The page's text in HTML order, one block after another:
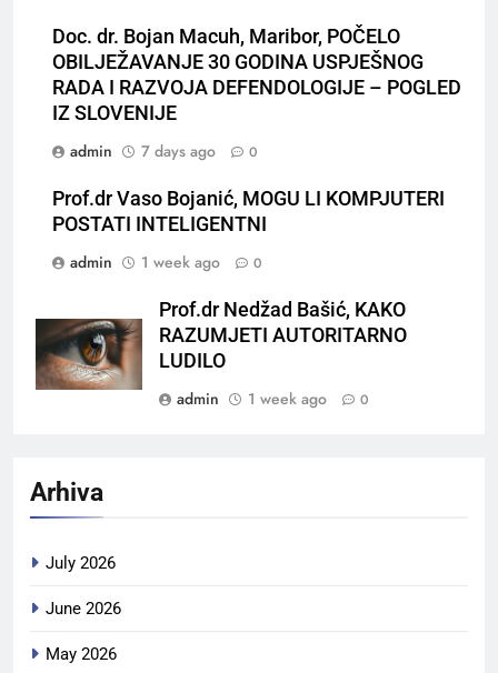
Doc. dr. Bojan Macuh, Maribor, POČELO
OBILJEŽAVANJE 30 GODINA USPJEŠNOG
RADA I RAZVOJA DEFENDOLOGIJE – POGLED
IZ SLOVENIJE
admin
7 days ago 0
Prof.dr Vaso Bojanić, MOGU LI KOMPJUTERI
POSTATI INTELIGENTNI
admin
1 week ago 0
Prof.dr Nedžad Bašić, KAKO
RAZUMJETI AUTORITARNO
LUDILO
admin
1 week ago 0
Arhiva
July 2026
June 2026
May 2026